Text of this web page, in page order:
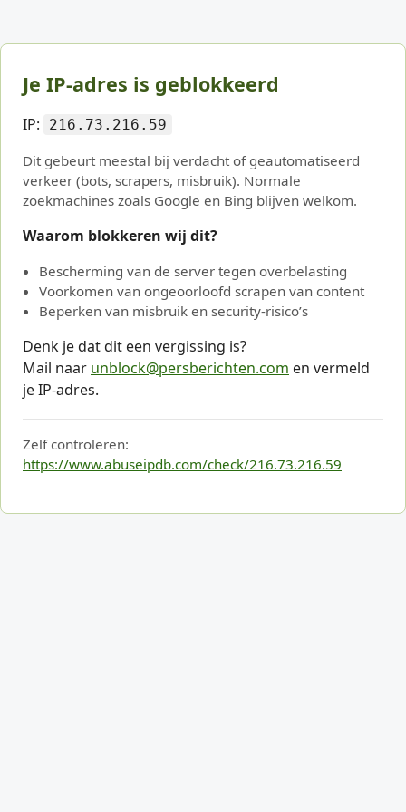
Je IP-adres is geblokkeerd
IP: 216.73.216.59
Dit gebeurt meestal bij verdacht of geautomatiseerd
verkeer (bots, scrapers, misbruik). Normale
zoekmachines zoals Google en Bing blijven welkom.
Waarom blokkeren wij dit?
Bescherming van de server tegen overbelasting
Voorkomen van ongeoorloofd scrapen van content
Beperken van misbruik en security-risico’s
Denk je dat dit een vergissing is?
Mail naar unblock@persberichten.com en vermeld
je IP-adres.
Zelf controleren:
https://www.abuseipdb.com/check/216.73.216.59